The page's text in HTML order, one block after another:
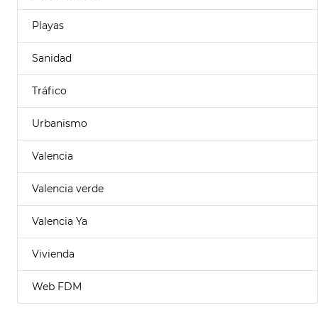
Playas
Sanidad
Tráfico
Urbanismo
Valencia
Valencia verde
Valencia Ya
Vivienda
Web FDM